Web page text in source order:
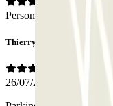
Personnel
Thierry
26/07/2026